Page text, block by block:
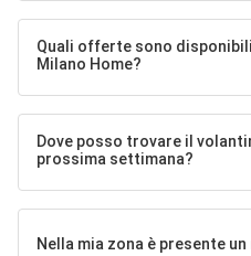
Quali offerte sono
Milano Home?
Dove posso trovare il
prossima settimana?
Nella mia zona è presente